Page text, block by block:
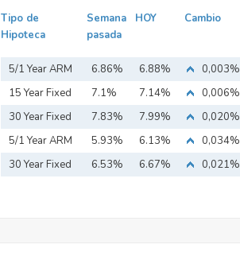
Tipo de
Hipoteca
Semana
pasada
HOY Cambio
5/1 Year ARM 6.86% 6.88%
0,003%
15 Year Fixed
Mortgage
7.1% 7.14%
0,006%
30 Year Fixed
Mortgage
7.83% 7.99%
0,020%
5/1 Year ARM
5.93% 6.13%
0,034%
30 Year Fixed
6.53% 6.67% 0,021%